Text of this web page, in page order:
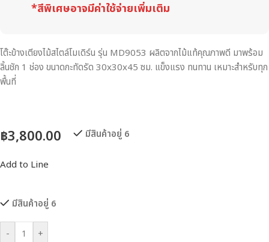
*สีพิเศษอาจมีค่าใช้จ่ายเพิ่มเติม
โต๊ะข้างเตียงไม้สไตล์โมเดิร์น รุ่น MD9053 ผลิตจากไม้แท้คุณภาพดี มาพร้อม
ลิ้นชัก 1 ช่อง ขนาดกะทัดรัด 30x30x45 ซม. แข็งแรง ทนทาน เหมาะสำหรับทุก
พื้นที่
฿3,800.00 มีสินค้าอยู่ 6
Add to Line
มีสินค้าอยู่ 6
- +